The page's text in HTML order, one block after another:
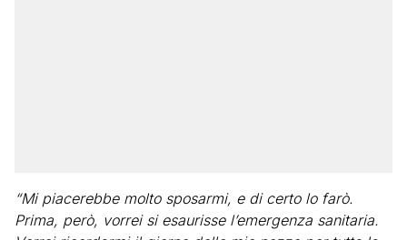
“Mi piacerebbe molto sposarmi, e di certo lo farò.
Prima, però, vorrei si esaurisse l’emergenza sanitaria.